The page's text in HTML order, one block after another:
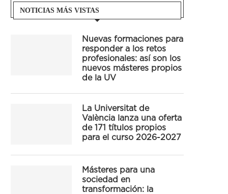
NOTICIAS MÁS VISTAS
Nuevas formaciones para
responder a los retos
profesionales: así son los
nuevos másteres propios
de la UV
La Universitat de
València lanza una oferta
de 171 títulos propios
para el curso 2026-2027
Másteres para una
sociedad en
transformación: la